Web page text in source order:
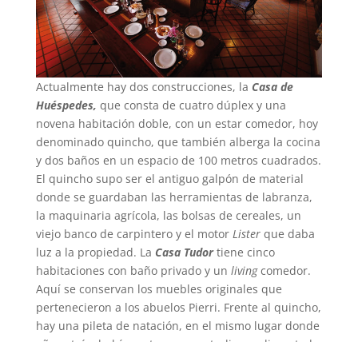
Actualmente hay dos construcciones, la Casa de
Huéspedes, que consta de cuatro dúplex y una
novena habitación doble, con un estar comedor, hoy
denominado quincho, que también alberga la cocina
y dos baños en un espacio de 100 metros cuadrados.
El quincho supo ser el antiguo galpón de material
donde se guardaban las herramientas de labranza,
la maquinaria agrícola, las bolsas de cereales, un
viejo banco de carpintero y el motor Listerque daba
luz a la propiedad. La Casa Tudortiene cinco
habitaciones con baño privado y un livingcomedor.
Aquí se conservan los muebles originales que
pertenecieron a los abuelos Pierri. Frente al quincho,
hay una pileta de natación, en el mismo lugar donde